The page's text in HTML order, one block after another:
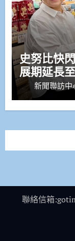
史努比快
展期延長
新聞聯訪
聯絡信箱